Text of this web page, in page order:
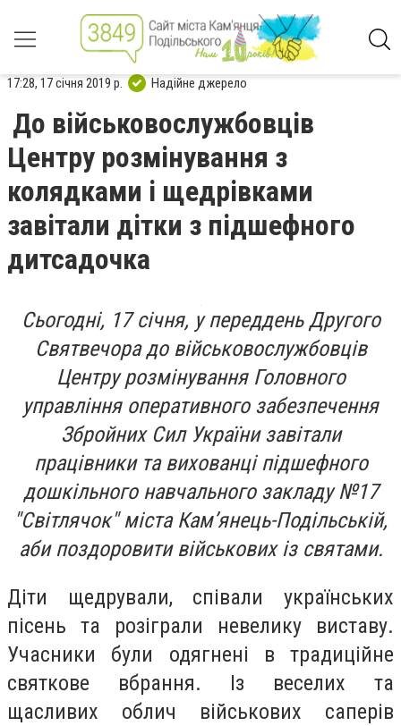
17:28, 17 січня 2019 р. Надійне джерело
До військовослужбовців
Центру розмінування з
колядками і щедрівками
завітали дітки з підшефного
дитсадочка
Сьогодні, 17 січня, у переддень Другого
Святвечора до військовослужбовців
Центру розмінування Головного
управління оперативного забезпечення
Збройних Сил України завітали
працівники та вихованці підшефного
дошкільного навчального закладу №17
"Світлячок" міста Кам’янець-Подільській,
аби поздоровити військових із святами.
Діти щедрували, співали українських
пісень та розіграли невелику виставу.
Учасники були одягнені в традиційне
святкове вбрання. Із веселих та
щасливих облич військових саперів